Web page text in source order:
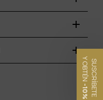
add
add
SUSCRÍBETE
Y OBTÉN
-10%